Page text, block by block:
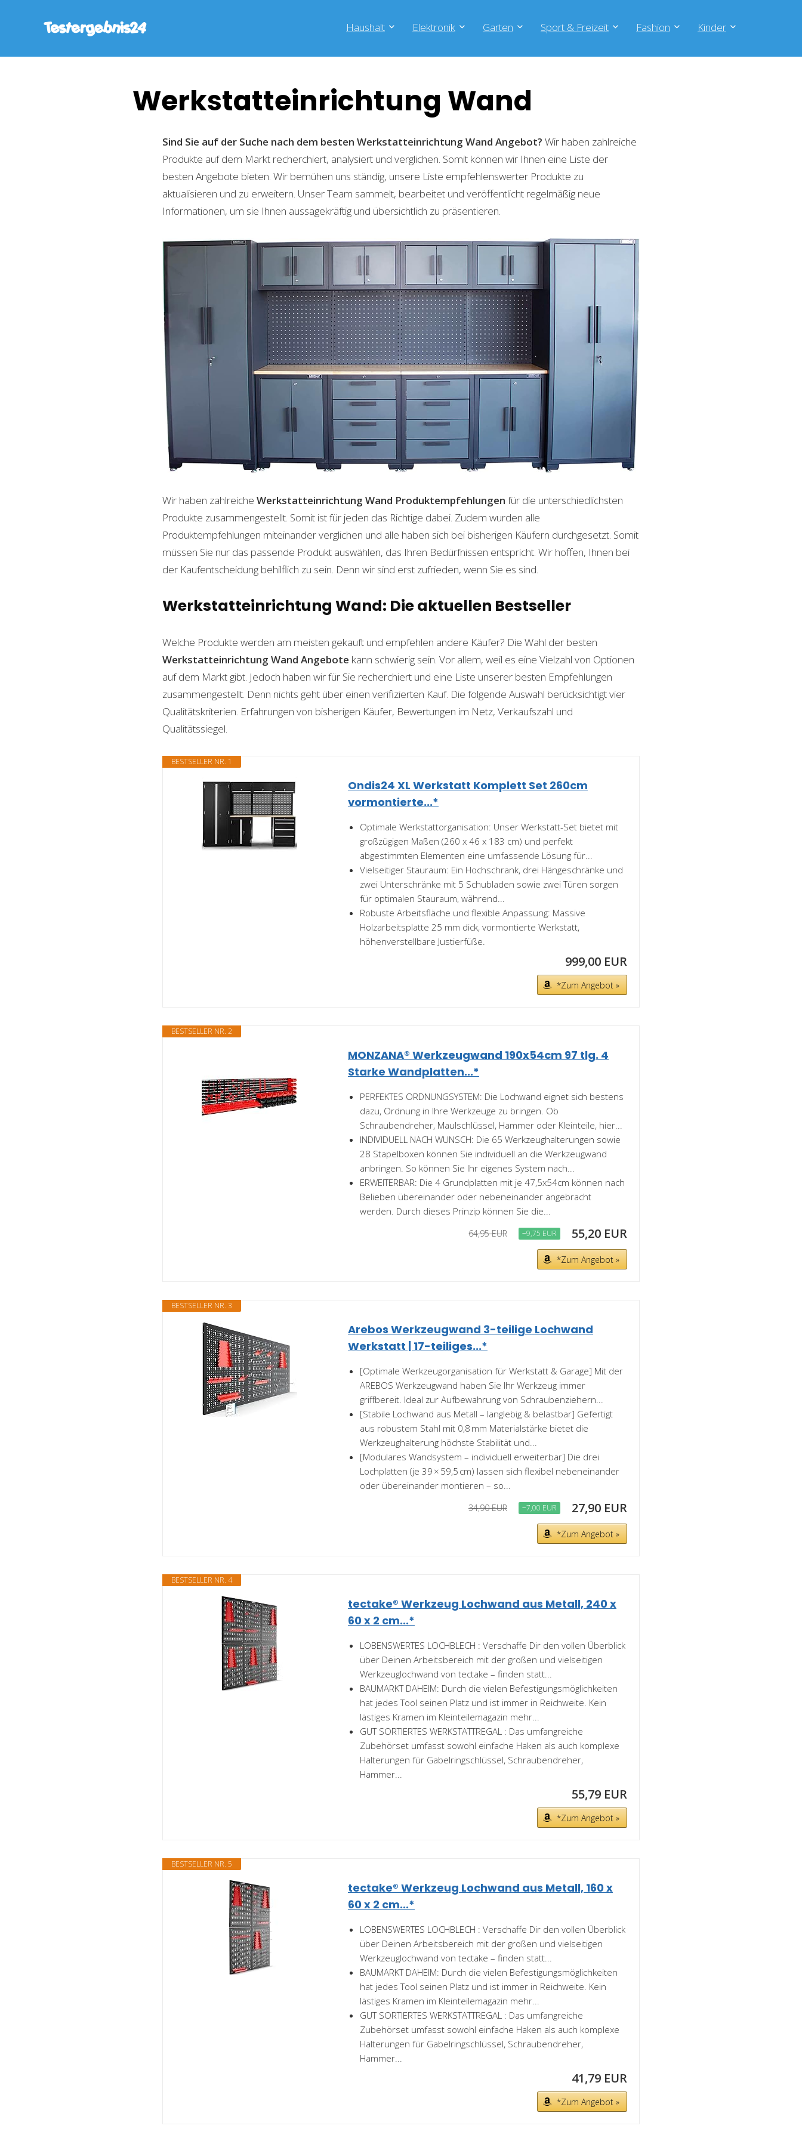
Haushalt Elektronik Garten Sport & Freizeit Fashion Kinder
Werkstatteinrichtung Wand
Sind Sie auf der Suche nach dem besten Werkstatteinrichtung Wand Angebot? Wir haben zahlreiche
Produkte auf dem Markt recherchiert, analysiert und verglichen. Somit können wir Ihnen eine Liste der
besten Angebote bieten. Wir bemühen uns ständig, unsere Liste empfehlenswerter Produkte zu
aktualisieren und zu erweitern. Unser Team sammelt, bearbeitet und veröffentlicht regelmäßig neue
Informationen, um sie Ihnen aussagekräftig und übersichtlich zu präsentieren.
Wir haben zahlreiche Werkstatteinrichtung Wand Produktempfehlungen für die unterschiedlichsten
Produkte zusammengestellt. Somit ist für jeden das Richtige dabei. Zudem wurden alle
Produktempfehlungen miteinander verglichen und alle haben sich bei bisherigen Käufern durchgesetzt. Somit
müssen Sie nur das passende Produkt auswählen, das Ihren Bedürfnissen entspricht. Wir hoffen, Ihnen bei
der Kaufentscheidung behilflich zu sein. Denn wir sind erst zufrieden, wenn Sie es sind.
Werkstatteinrichtung Wand: Die aktuellen Bestseller
Welche Produkte werden am meisten gekauft und empfehlen andere Käufer? Die Wahl der besten
Werkstatteinrichtung Wand Angebote kann schwierig sein. Vor allem, weil es eine Vielzahl von Optionen
auf dem Markt gibt. Jedoch haben wir für Sie recherchiert und eine Liste unserer besten Empfehlungen
zusammengestellt. Denn nichts geht über einen verifizierten Kauf. Die folgende Auswahl berücksichtigt vier
Qualitätskriterien. Erfahrungen von bisherigen Käufer, Bewertungen im Netz, Verkaufszahl und
Qualitätssiegel.
BESTSELLER NR. 1
Ondis24 XL Werkstatt Komplett Set 260cm
vormontierte...*
Optimale Werkstattorganisation: Unser Werkstatt-Set bietet mit
großzügigen Maßen (260 x 46 x 183 cm) und perfekt
abgestimmten Elementen eine umfassende Lösung für...
Vielseitiger Stauraum: Ein Hochschrank, drei Hängeschränke und
zwei Unterschränke mit 5 Schubladen sowie zwei Türen sorgen
für optimalen Stauraum, während...
Robuste Arbeitsfläche und flexible Anpassung: Massive
Holzarbeitsplatte 25 mm dick, vormontierte Werkstatt,
höhenverstellbare Justierfüße.
999,00 EUR
*Zum Angebot »
BESTSELLER NR. 2
MONZANA® Werkzeugwand 190x54cm 97 tlg. 4
Starke Wandplatten...*
PERFEKTES ORDNUNGSYSTEM: Die Lochwand eignet sich bestens
dazu, Ordnung in Ihre Werkzeuge zu bringen. Ob
Schraubendreher, Maulschlüssel, Hammer oder Kleinteile, hier...
INDIVIDUELL NACH WUNSCH: Die 65 Werkzeughalterungen sowie
28 Stapelboxen können Sie individuell an die Werkzeugwand
anbringen. So können Sie Ihr eigenes System nach...
ERWEITERBAR: Die 4 Grundplatten mit je 47,5x54cm können nach
Belieben übereinander oder nebeneinander angebracht
werden. Durch dieses Prinzip können Sie die...
64,95 EUR −9,75 EUR 55,20 EUR
*Zum Angebot »
BESTSELLER NR. 3
Arebos Werkzeugwand 3-teilige Lochwand
Werkstatt | 17-teiliges...*
[Optimale Werkzeugorganisation für Werkstatt & Garage] Mit der
AREBOS Werkzeugwand haben Sie Ihr Werkzeug immer
griffbereit. Ideal zur Aufbewahrung von Schraubenziehern...
[Stabile Lochwand aus Metall – langlebig & belastbar] Gefertigt
aus robustem Stahl mit 0,8 mm Materialstärke bietet die
Werkzeughalterung höchste Stabilität und...
[Modulares Wandsystem – individuell erweiterbar] Die drei
Lochplatten (je 39 × 59,5 cm) lassen sich flexibel nebeneinander
oder übereinander montieren – so...
34,90 EUR −7,00 EUR 27,90 EUR
*Zum Angebot »
BESTSELLER NR. 4
tectake® Werkzeug Lochwand aus Metall, 240 x
60 x 2 cm...*
LOBENSWERTES LOCHBLECH : Verschaffe Dir den vollen Überblick
über Deinen Arbeitsbereich mit der großen und vielseitigen
Werkzeuglochwand von tectake – finden statt...
BAUMARKT DAHEIM: Durch die vielen Befestigungsmöglichkeiten
hat jedes Tool seinen Platz und ist immer in Reichweite. Kein
lästiges Kramen im Kleinteilemagazin mehr...
GUT SORTIERTES WERKSTATTREGAL : Das umfangreiche
Zubehörset umfasst sowohl einfache Haken als auch komplexe
Halterungen für Gabelringschlüssel, Schraubendreher,
Hammer...
55,79 EUR
*Zum Angebot »
BESTSELLER NR. 5
tectake® Werkzeug Lochwand aus Metall, 160 x
60 x 2 cm...*
LOBENSWERTES LOCHBLECH : Verschaffe Dir den vollen Überblick
über Deinen Arbeitsbereich mit der großen und vielseitigen
Werkzeuglochwand von tectake – finden statt...
BAUMARKT DAHEIM: Durch die vielen Befestigungsmöglichkeiten
hat jedes Tool seinen Platz und ist immer in Reichweite. Kein
lästiges Kramen im Kleinteilemagazin mehr...
GUT SORTIERTES WERKSTATTREGAL : Das umfangreiche
Zubehörset umfasst sowohl einfache Haken als auch komplexe
Halterungen für Gabelringschlüssel, Schraubendreher,
Hammer...
41,79 EUR
*Zum Angebot »